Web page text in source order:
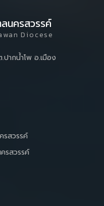
นครสวรรค์
Diocese
ากน้ำโพ อ.เมือง
สวรรค์
รสวรรค์